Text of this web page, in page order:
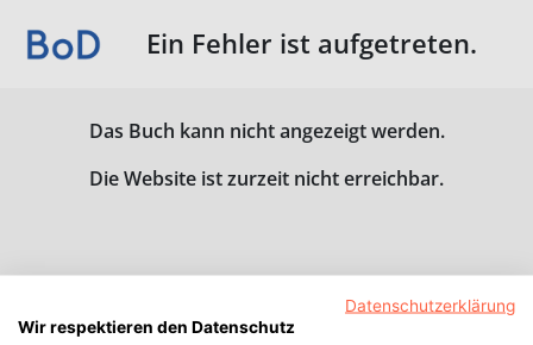
Ein Fehler ist aufgetreten.
Das Buch kann nicht angezeigt werden.
Die Website ist zurzeit nicht erreichbar.
Datenschutzerklärung
Wir respektieren den Datenschutz